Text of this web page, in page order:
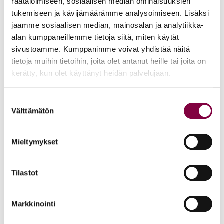
tukemiseen ja kävijämäärämme analysoimiseen. Lisäksi
jaamme sosiaalisen median, mainosalan ja analytiikka-
alan kumppaneillemme tietoja siitä, miten käytät
sivustoamme. Kumppanimme voivat yhdistää näitä
tietoja muihin tietoihin, joita olet antanut heille tai joita on
kerätty, kun olet käyttänyt heidän palvelujaan.
valinta
Välttämätön
Mieltymykset
Tilastot
Markkinointi
Liiton tavoitteena on tuoda juristien kokemia ongelmia ja
toiveita esiin, tarjota jäsenille työkaluja hyvinvoinnin
edistämiseksi sekä osalistaa eri tahoja keskusteluun.
Keskusteluun näyttäisikin olevan valmiuksia ja halua eri
Jaksamisen edistäminen edellyttää pitkäjänteistä työtä ja
Lakimiesliiton jaksamiseen liittyviä kehitysprojekteja